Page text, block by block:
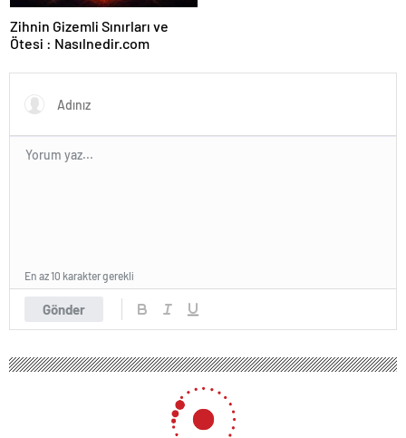
Zihnin Gizemli Sınırları ve
Ötesi : Nasılnedir.com
Gönder
En az 10 karakter gerekli